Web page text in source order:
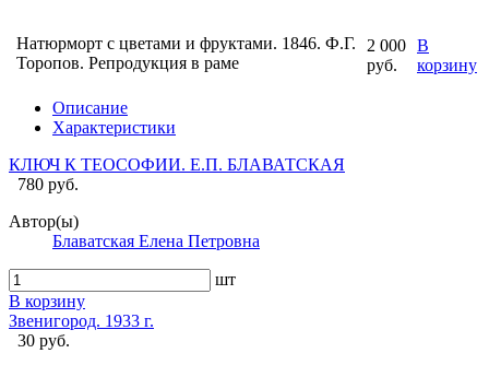
Натюрморт с цветами и фруктами. 1846. Ф.Г.
Торопов. Репродукция в раме
2 000
руб.
В
корзину
Описание
Характеристики
КЛЮЧ К ТЕОСОФИИ. Е.П. БЛАВАТСКАЯ
780 руб.
Автор(ы)
Блаватская Елена Петровна
шт
В корзину
Звенигород. 1933 г.
30 руб.